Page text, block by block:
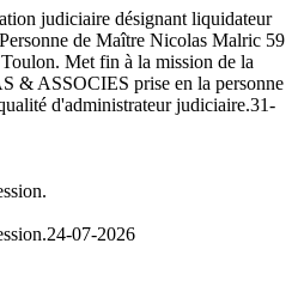
judiciaire désignant liquidateur
de Maître Nicolas Malric 59
Met fin à la mission de la
ASSOCIES prise en la personne
d'administrateur judiciaire.31-
24-07-2026